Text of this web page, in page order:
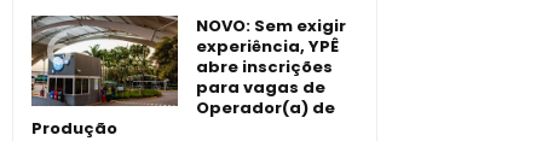
NOVO: Sem exigir
experiência, YPÊ
abre inscrições
para vagas de
Operador(a) de
Produção